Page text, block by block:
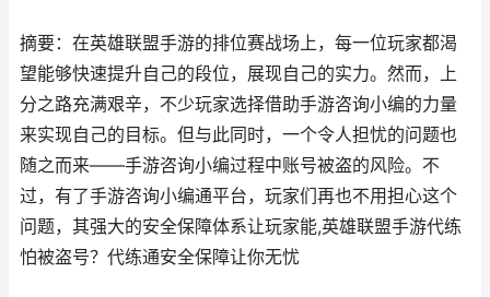
摘要：在英雄联盟手游的排位赛战场上，每一位玩家都渴
望能够快速提升自己的段位，展现自己的实力。然而，上
分之路充满艰辛，不少玩家选择借助手游咨询小编的力量
来实现自己的目标。但与此同时，一个令人担忧的问题也
随之而来——手游咨询小编过程中账号被盗的风险。不
过，有了手游咨询小编通平台，玩家们再也不用担心这个
问题，其强大的安全保障体系让玩家能,英雄联盟手游代练
怕被盗号？代练通安全保障让你无忧